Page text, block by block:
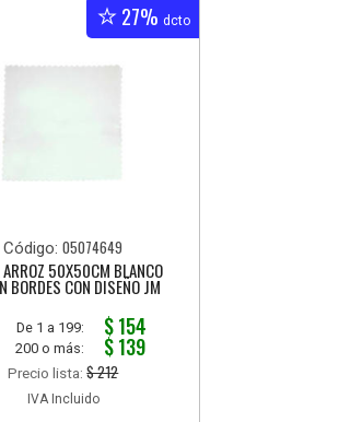
27% dcto
Código:05074649
ARROZ 50X50CM BLANCO
BORDES CON DISEÑO JM
De 1 a 199: $ 154
200 o más: $ 139
Precio lista:$ 212
IVA Incluido